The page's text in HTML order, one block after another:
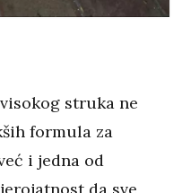
struka ne
formula za
i jedna od